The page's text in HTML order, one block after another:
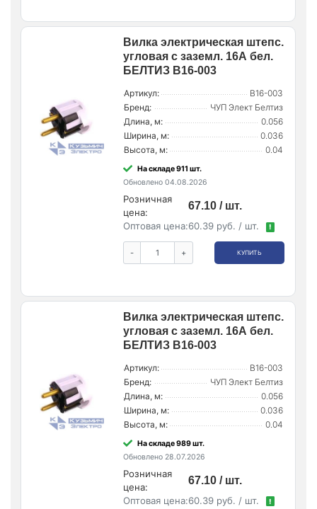
Вилка электрическая штепс.
угловая с заземл. 16А бел.
БЕЛТИЗ В16-003
Артикул:
В16-003
Бренд:
ЧУП Элект Белтиз
Длина, м:
0.056
Ширина, м:
0.036
Высота, м:
0.04
На складе 911 шт.
Обновлено 04.08.2026
Розничная
цена:
67.10 / шт.
Оптовая цена:60.39 руб. / шт. !
- + КУПИТЬ
Вилка электрическая штепс.
угловая с заземл. 16А бел.
БЕЛТИЗ В16-003
Артикул:
В16-003
Бренд:
ЧУП Элект Белтиз
Длина, м:
0.056
Ширина, м:
0.036
Высота, м:
0.04
На складе 989 шт.
Обновлено 28.07.2026
Розничная
цена:
67.10 / шт.
Оптовая цена:60.39 руб. / шт. !